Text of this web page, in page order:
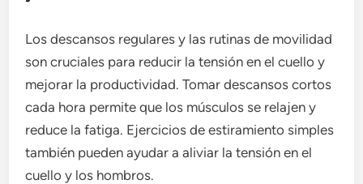
Los descansos regulares y las rutinas de movilidad
son cruciales para reducir la tensión en el cuello y
mejorar la productividad. Tomar descansos cortos
cada hora permite que los músculos se relajen y
reduce la fatiga. Ejercicios de estiramiento simples
también pueden ayudar a aliviar la tensión en el
cuello y los hombros.